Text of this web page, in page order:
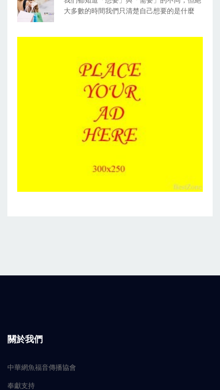
大多數的時間我們只清楚自己想要的是什麼
關於我們
中華網魚福音傳播協會
奉獻支持